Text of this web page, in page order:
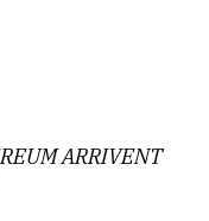
ARRIVENT